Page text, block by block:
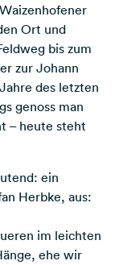
Ort und
bis zum
zur Johann
des letzten
genoss man
– heute steht
ein
Herbke, aus:
im leichten
ehe wir